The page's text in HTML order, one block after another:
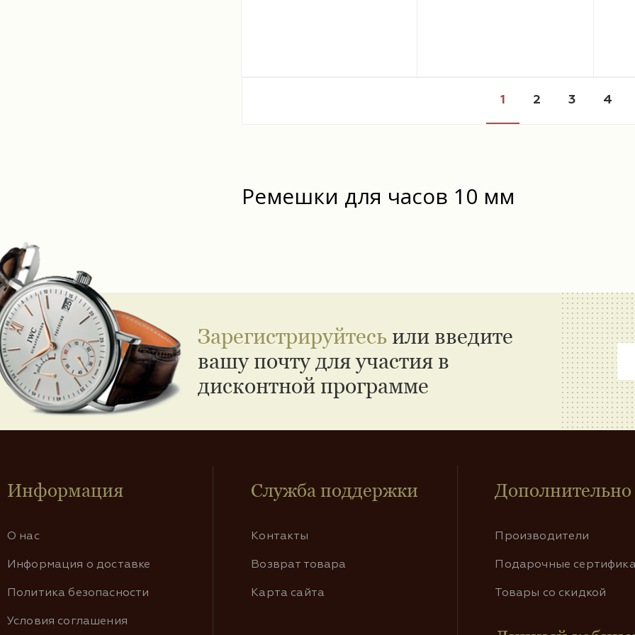
1 2 3 4
Ремешки для часов 10 мм
Зарегистрируйтесь или введите
вашу почту для участия в
дисконтной программе
Информация
О нас
Информация о доставке
Политика безопасности
Условия соглашения
Служба поддержки
Контакты
Возврат товара
Карта сайта
Дополнительно
Производители
Подарочные
Товары со скидкой